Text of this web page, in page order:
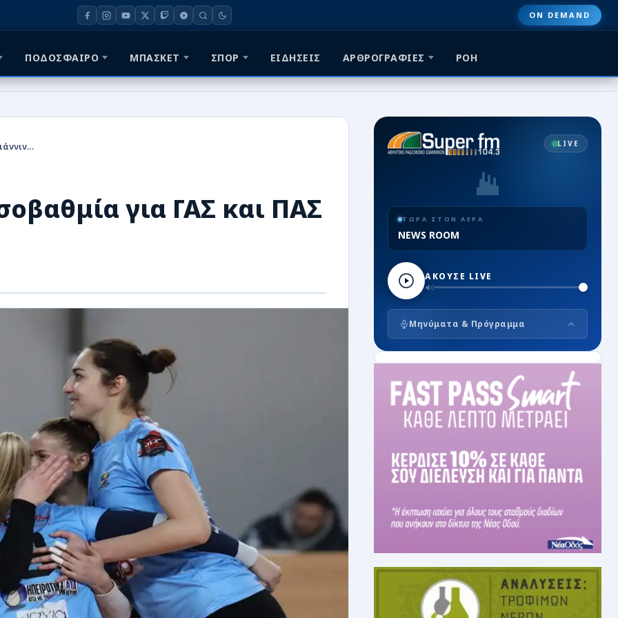
ON DEMAND
ΠΟΔΟΣΦΑΙΡΟ ΜΠΑΣΚΕΤ ΣΠΟΡ ΕΙΔΗΣΕΙΣ ΑΡΘΡΟΓΡΑΦΙΕΣ ΡΟΗ
Φινάλε με νίκες και ισοβαθμία για ΓΑΣ και ΠΑΣ Γιάννινα WVC
για ΓΑΣ και ΠΑΣ
LIVE
ΤΩΡΑ ΣΤΟΝ ΑΕΡΑ
NEWS ROOM
ΑΚΟΥΣΕ LIVE
Μηνύματα & Πρόγραμμα